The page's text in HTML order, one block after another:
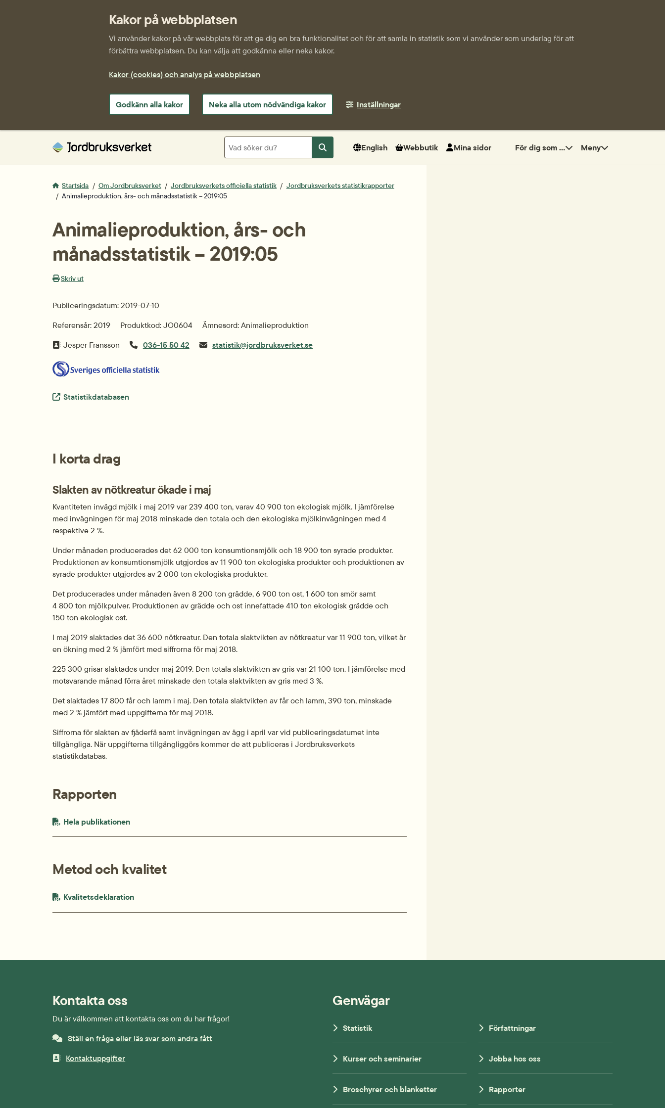
Kakor på webbplatsen
Vi använder kakor på vår webbplats för att ge dig en bra funktionalitet och för att samla in statistik som vi använder som underlag för att
förbättra webbplatsen. Du kan välja att godkänna eller neka kakor.
Kakor (cookies) och analys på webbplatsen
Godkänn alla kakor Neka alla utom nödvändiga kakor Inställningar
Sök
Sök
English Webbutik Mina sidor För dig som ... Meny
Startsida Om Jordbruksverket Jordbruksverkets officiella statistik
Jordbruksverkets statistikrapporter
Animalieproduktion, års- och månadsstatistik – 2019:05
Animalieproduktion, års- och
månadsstatistik – 2019:05
Skriv ut
Publiceringsdatum: 2019-07-10
Referensår: 2019
Produktkod: JO0604
Ämnesord: Animalieproduktion
Jesper Fransson
036-15 50 42 statistik@jordbruksverket.se
Extern länk.
Statistikdatabasen
I korta drag
Slakten av nötkreatur ökade i maj
Kvantiteten invägd mjölk i maj 2019 var 239 400 ton, varav 40 900 ton ekologisk mjölk. I jämförelse
med invägningen för maj 2018 minskade den totala och den ekologiska mjölkinvägningen med 4
respektive 2 %.
Under månaden producerades det 62 000 ton konsumtionsmjölk och 18 900 ton syrade produkter.
Produktionen av konsumtionsmjölk utgjordes av 11 900 ton ekologiska produkter och produktionen av
syrade produkter utgjordes av 2 000 ton ekologiska produkter.
Det producerades under månaden även 8 200 ton grädde, 6 900 ton ost, 1 600 ton smör samt
4 800 ton mjölkpulver. Produktionen av grädde och ost innefattade 410 ton ekologisk grädde och
150 ton ekologisk ost.
I maj 2019 slaktades det 36 600 nötkreatur. Den totala slaktvikten av nötkreatur var 11 900 ton, vilket är
en ökning med 2 % jämfört med siffrorna för maj 2018.
225 300 grisar slaktades under maj 2019. Den totala slaktvikten av gris var 21 100 ton. I jämförelse med
motsvarande månad förra året minskade den totala slaktvikten av gris med 3 %.
Det slaktades 17 800 får och lamm i maj. Den totala slaktvikten av får och lamm, 390 ton, minskade
med 2 % jämfört med uppgifterna för maj 2018.
Siffrorna för slakten av fjäderfä samt invägningen av ägg i april var vid publiceringsdatumet inte
tillgängliga. När uppgifterna tillgängliggörs kommer de att publiceras i Jordbruksverkets
statistikdatabas.
Rapporten
PDF-fil.
Hela publikationenpdf, 1.1 MB.
Metod och kvalitet
PDF-fil.
Kvalitetsdeklarationpdf, 744.8 kB.
Kontakta oss
Du är välkommen att kontakta oss om du har frågor!
Ställ en fråga eller läs svar som andra fått
Kontaktuppgifter
Genvägar
Statistik Författningar
Kurser och seminarier Jobba hos oss
Broschyrer och blanketter Rapporter